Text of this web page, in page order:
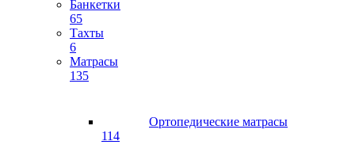
Банкетки
65
Тахты
6
Матрасы
135
Ортопедические матрасы
114